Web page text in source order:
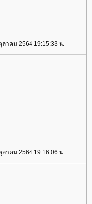
ลาคม 2564 19:15:33 น.
ลาคม 2564 19:16:06 น.